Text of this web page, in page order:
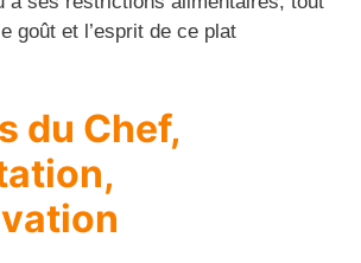
goût et l’esprit de ce plat
du Chef,